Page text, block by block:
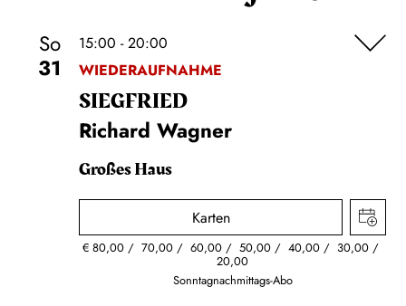
So
31
15:00 - 20:00
WIEDERAUFNAHME
SIEG­FRIED
Richard Wagner
Großes Haus
Karten
€80,00 70,00 60,00 50,00 40,00 30,00
20,00
Sonntagnachmittags-Abo